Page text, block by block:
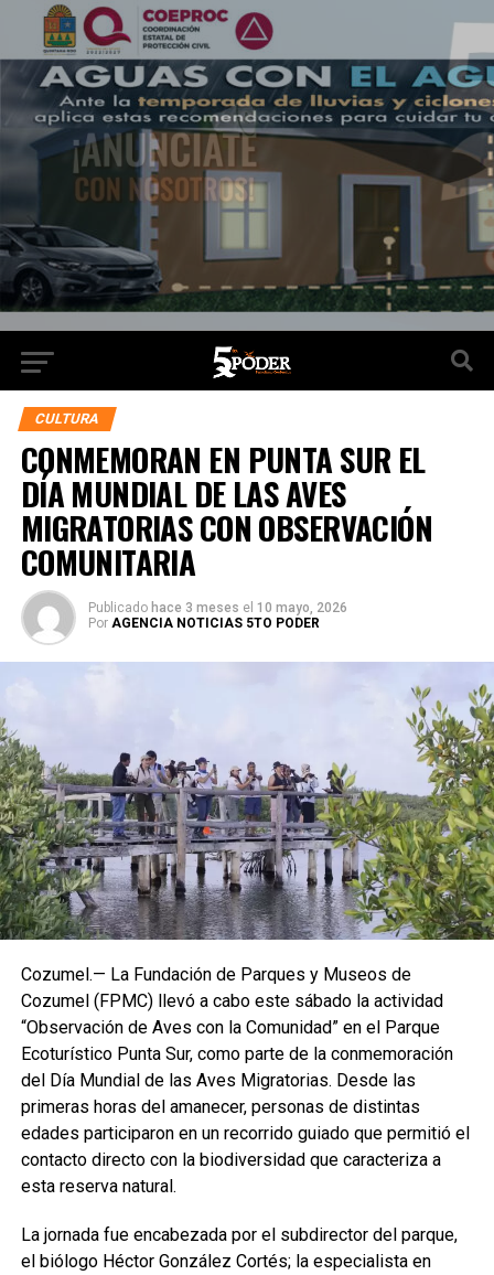
CULTURA
CONMEMORAN EN PUNTA SUR EL
DÍA MUNDIAL DE LAS AVES
MIGRATORIAS CON OBSERVACIÓN
COMUNITARIA
Publicado hace 3 meses el 10 mayo, 2026
Por AGENCIA NOTICIAS 5TO PODER
Cozumel.— La Fundación de Parques y Museos de
Cozumel (FPMC) llevó a cabo este sábado la actividad
“Observación de Aves con la Comunidad” en el Parque
Ecoturístico Punta Sur, como parte de la conmemoración
del Día Mundial de las Aves Migratorias. Desde las
primeras horas del amanecer, personas de distintas
edades participaron en un recorrido guiado que permitió el
contacto directo con la biodiversidad que caracteriza a
esta reserva natural.
La jornada fue encabezada por el subdirector del parque,
el biólogo Héctor González Cortés; la especialista en